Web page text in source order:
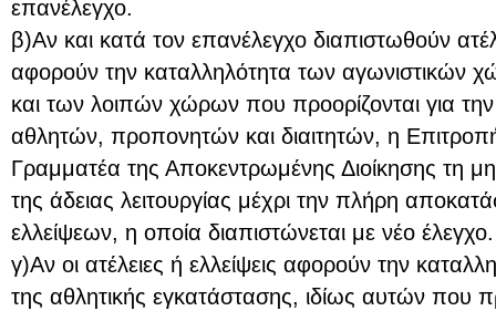
επανέλεγχο.
β)Αν και κατά τον επανέλεγχο διαπιστωθούν
αφορούν την καταλληλότητα των
και των λοιπών χώρων που προορίζονται για
αθλητών, προπονητών και διαιτητών, η Επιτροπή
Γραμματέα της Αποκεντρωμένης Διοίκησης τη
της άδειας λειτουργίας μέχρι την πλήρη
ελλείψεων, η οποία διαπιστώνεται με νέο έλεγχο.
γ)Αν οι ατέλειες ή ελλείψεις αφορούν την
της αθλητικής εγκατάστασης, ιδίως αυτών που